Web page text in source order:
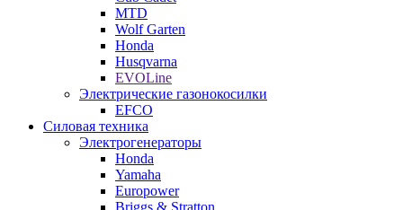
MTD
Wolf Garten
Honda
Husqvarna
EVOLine
Электрические газонокосилки
EFCO
Силовая техника
Электрогенераторы
Honda
Yamaha
Europower
Briggs & Stratton